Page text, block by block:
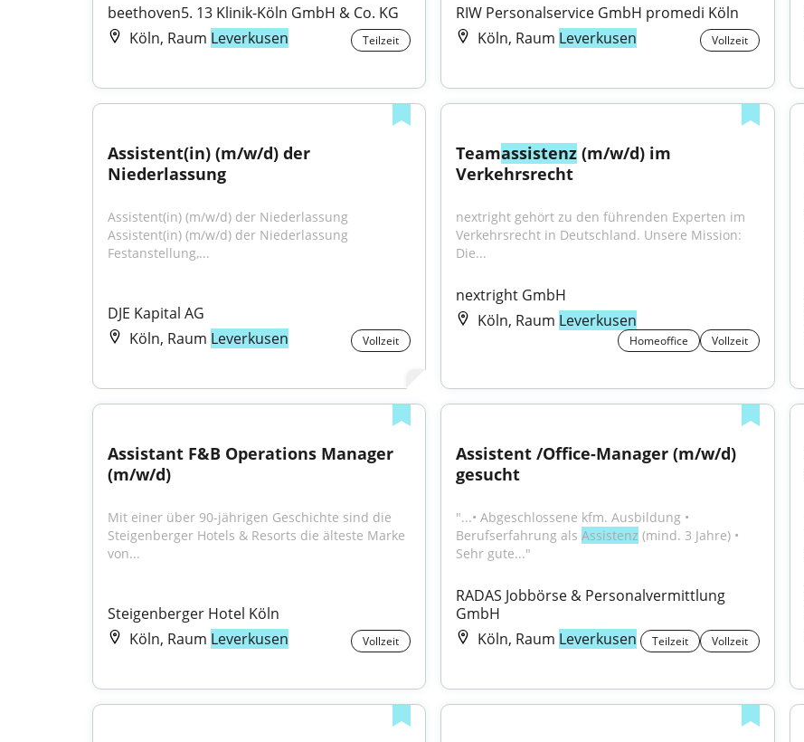
beethoven5. 13 Klinik-Köln GmbH & Co. KG
Köln, Raum Leverkusen Teilzeit
RIW Personalservice GmbH promedi Köln
Köln, Raum Leverkusen Vollzeit
Assistent(in) (m/w/d) der
Niederlassung
Assistent(in) (m/w/d) der Niederlassung
Assistent(in) (m/w/d) der Niederlassung
Festanstellung,...
DJE Kapital AG
Köln, Raum Leverkusen Vollzeit
Teamassistenz (m/w/d) im
Verkehrsrecht
nextright gehört zu den führenden Experten im
Verkehrsrecht in Deutschland. Unsere Mission:
Die...
nextright GmbH
Köln, Raum Leverkusen
Homeoffice Vollzeit
Assistant F&B Operations Manager
(m/w/d)
Mit einer über 90-jährigen Geschichte sind die
Steigenberger Hotels & Resorts die älteste Marke
von...
Steigenberger Hotel Köln
Köln, Raum Leverkusen Vollzeit
Assistent /Office-Manager (m/w/d)
gesucht
"...• Abgeschlossene kfm. Ausbildung •
Berufserfahrung als Assistenz (mind. 3 Jahre) •
Sehr gute..."
RADAS Jobbörse & Personalvermittlung
GmbH
Köln, Raum Leverkusen Teilzeit Vollzeit